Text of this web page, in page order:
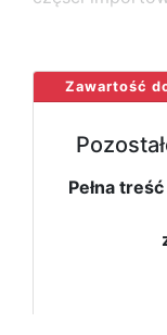
Zawartość
Pełna